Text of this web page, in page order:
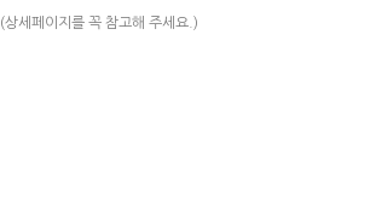
(상세페이지를 꼭 참고해 주세요.)